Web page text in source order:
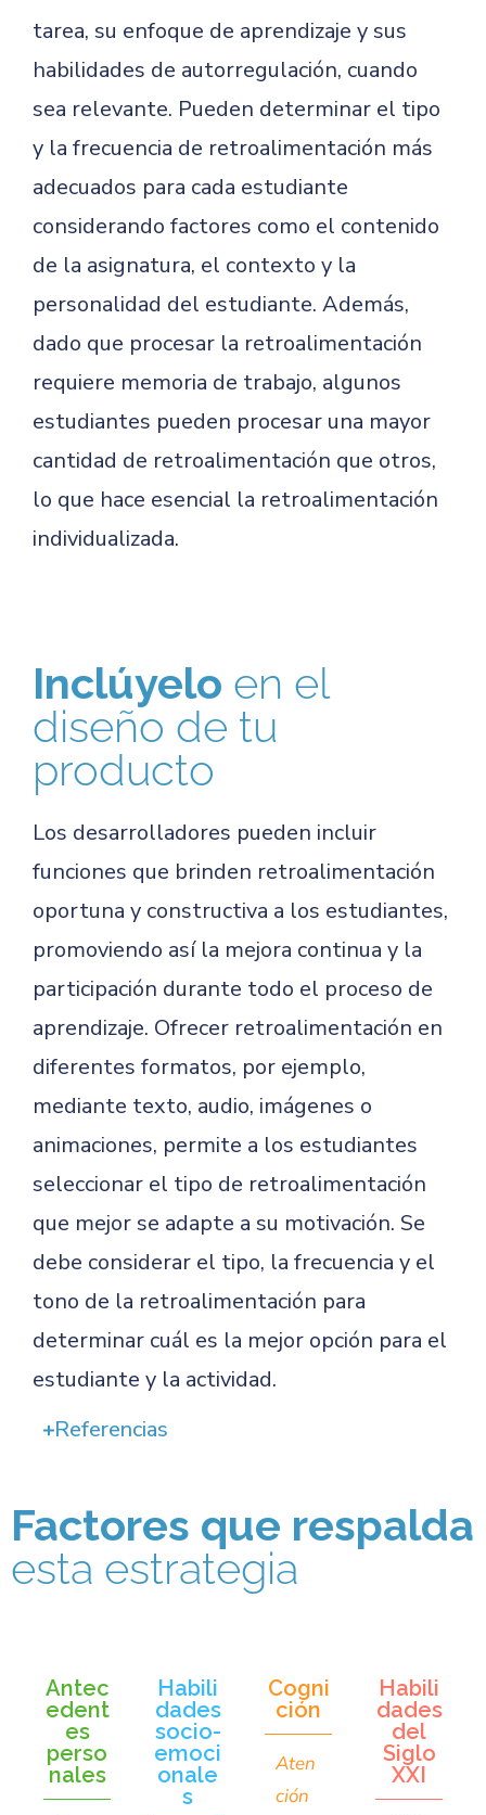
tarea, su enfoque de aprendizaje y sus
habilidades de autorregulación, cuando
sea relevante. Pueden determinar el tipo
y la frecuencia de retroalimentación más
adecuados para cada estudiante
considerando factores como el contenido
de la asignatura, el contexto y la
personalidad del estudiante. Además,
dado que procesar la retroalimentación
requiere memoria de trabajo, algunos
estudiantes pueden procesar una mayor
cantidad de retroalimentación que otros,
lo que hace esencial la retroalimentación
individualizada.
Inclúyelo en el
diseño de tu
producto
Los desarrolladores pueden incluir
funciones que brinden retroalimentación
oportuna y constructiva a los estudiantes,
promoviendo así la mejora continua y la
participación durante todo el proceso de
aprendizaje. Ofrecer retroalimentación en
diferentes formatos, por ejemplo,
mediante texto, audio, imágenes o
animaciones, permite a los estudiantes
seleccionar el tipo de retroalimentación
que mejor se adapte a su motivación. Se
debe considerar el tipo, la frecuencia y el
tono de la retroalimentación para
determinar cuál es la mejor opción para el
estudiante y la actividad.
Referencias
Factores que respalda
esta estrategia
Antec
edent
es
perso
nales
Habili
dades
socio-
emoci
onale
s
Cogni
ción
Aten
ción
Habili
dades
del
Siglo
XXI